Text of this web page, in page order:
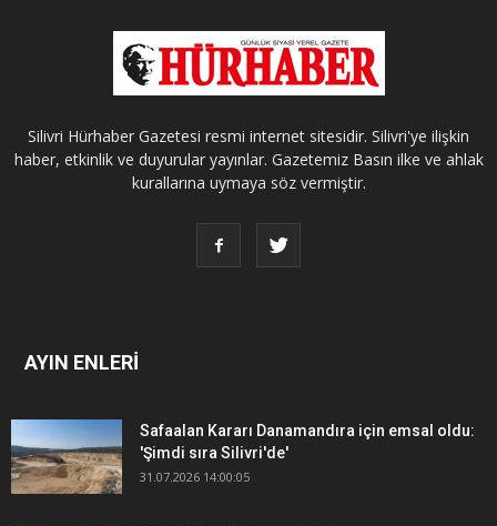
Silivri Hürhaber Gazetesi resmi internet sitesidir. Silivri'ye ilişkin
haber, etkinlik ve duyurular yayınlar. Gazetemiz Basın ilke ve ahlak
kurallarına uymaya söz vermiştir.
AYIN ENLERİ
Safaalan Kararı Danamandıra için emsal oldu:
'Şimdi sıra Silivri'de'
31.07.2026 14:00:05